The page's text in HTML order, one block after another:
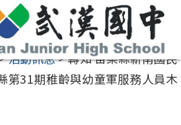
活動訊息>轉知 苗栗縣新南國民
第31期稚齡與幼童軍服務人員木